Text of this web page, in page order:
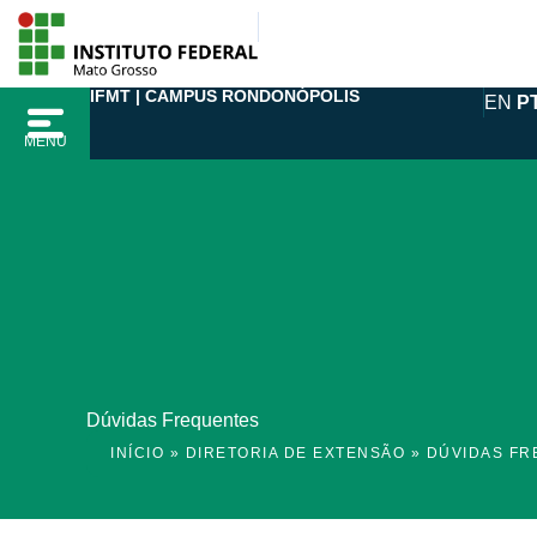
para
conteúdo
MENU
IFMT | CAMPUS RONDONÓPOLIS EN
Dúvidas Frequentes
INÍCIO » DIRETORIA DE EXTENSÃO » DÚVIDAS